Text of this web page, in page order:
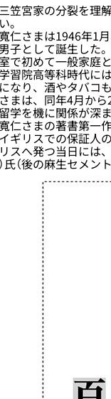
笠宮家の分裂を理
。
仁さまは1946年1月
子として誕生した
で初めて一般家庭
習院高等科時代に
なり、酒やタバコ
まは、同年4月から
学を機に関係が深
仁さまの著書第一作
ギリスでの保証人
スへ発つ当日には
氏（後の麻生セメン